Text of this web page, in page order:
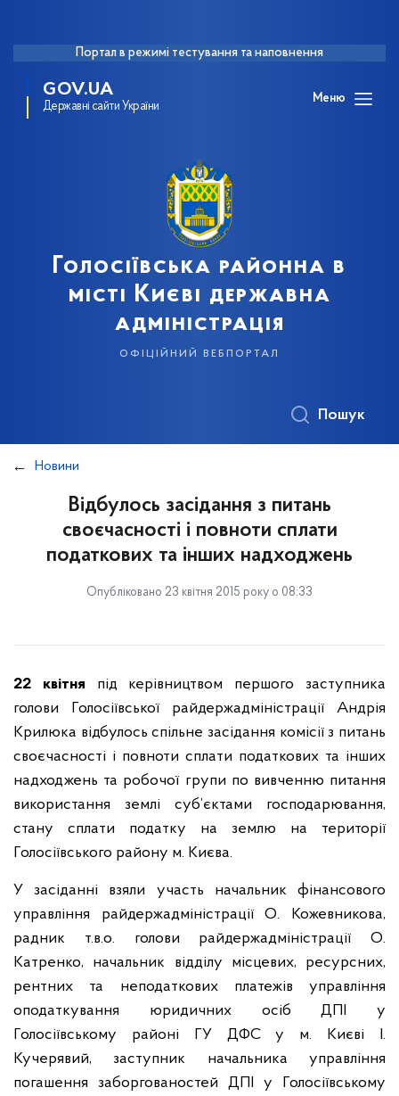
Портал в режимі тестування та наповнення
GOV.UA
Державні сайти України
Меню
Голосіївська районна в
місті Києві державна
адміністрація
офіційний вебпортал
Пошук
Новини
Відбулось засідання з питань
своєчасності і повноти сплати
податкових та інших надходжень
Опубліковано 23 квітня 2015 року о 08:33
22 квітня під керівництвом першого заступника
голови Голосіївської райдержадміністрації Андрія
Крилюка відбулось спільне засідання комісії з питань
своєчасності і повноти сплати податкових та інших
надходжень та робочої групи по вивченню питання
використання землі суб’єктами господарювання,
стану сплати податку на землю на території
Голосіївського району м. Києва.
У засіданні взяли участь начальник фінансового
управління райдержадміністрації О. Кожевникова,
радник т.в.о. голови райдержадміністрації О.
Катренко, начальник відділу місцевих, ресурсних,
рентних та неподаткових платежів управління
оподаткування юридичних осіб ДПІ у
Голосіївському районі ГУ ДФС у м. Києві І.
Кучерявий, заступник начальника управління
погашення заборгованостей ДПІ у Голосіївському